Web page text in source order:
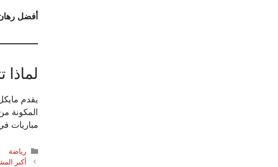
أفضل
يقدم
مباريات في
التصنيفات
رياضة
أكبر